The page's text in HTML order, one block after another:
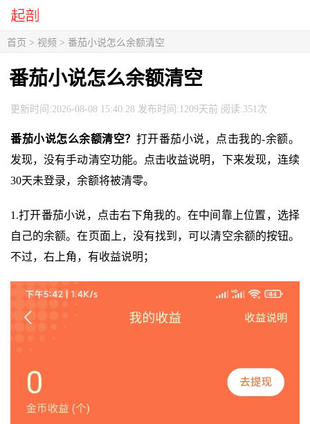
首页 > 视频 > 番茄小说怎么余额清空
番茄小说怎么余额清空
更新时间:2026-08-08 15:40:28 发布时间:1209天前 阅读:351次
番茄小说怎么余额清空？ 打开番茄小说，点击我的-余额。
发现，没有手动清空功能。点击收益说明，下来发现，连续
30天未登录，余额将被清零。
1.打开番茄小说，点击右下角我的。在中间靠上位置，选择
自己的余额。在页面上，没有找到，可以清空余额的按钮。
不过，右上角，有收益说明；